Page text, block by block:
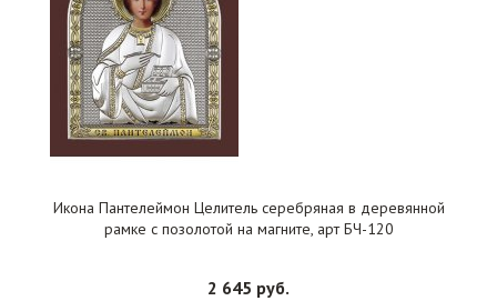
Икона Пантелеймон Целитель серебряная в деревянной
рамке с позолотой на магните, арт БЧ-120
2 645 руб.